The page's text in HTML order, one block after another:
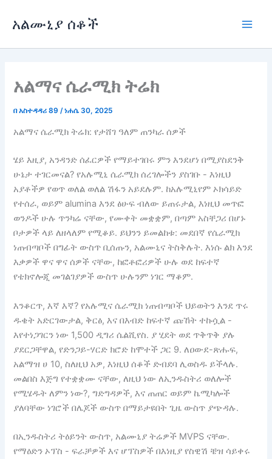
ይዘትአልሙኒያ ሰቆች
አልማና ሴራሚክ ትሬክ
በአስተዳዳሪ 89 /ነሐሴ 30, 2025
አልማና ሴራሚክ ትሬክ: የታሸገ ዓለም ጠንካራ ሰዎች
ሄይ እዚያ, አንዳንድ ሰፈርዎች የማይተገበሩ ምን እንደሆነ በሚያስደንቅ
ሁኔታ ተገርመናል? የአሉሚኒ ሴራሚክ ሰረገሎችን ያስገቡ - እነዚህ
አያቶችዎ የወጥ ወለል ወለል ሽፋን አይደሉም. ከአሉሚኒየም ኦክሳይድ
የተሰራ, ወይም alumina እንደ ፅሁፍ ብለው ይጠሩታል, እነዚህ መጥፎ
ወንዶች ሁሉ ጥንካሬ ናቸው, የሙቀት መቋቋም, በጣም አስቸጋሪ በሆኑ
ቦታዎች ላይ ለዘላለም የሚቆይ. ይህንን ይመልከቱ: መደበኛ የሴራሚክ
ነጠብጣቦች በግፊት ውስጥ ቢሰጡን, አልሙኒና ትስቅሉት. እነሱ ልክ እንደ
እቃዎች ዋና ዋና ሰዎች ናቸው, ከፎቶፎሪዎች ሁሉ ወደ ከፍተኛ
የቴክኖሎጂ መገልገያዎች ውስጥ ሁሉንም ነገር ማቆም.
እንቆርጥ, እኛ እኛ? የአሉሚና ሴራሚክ ነጠብጣቦች ህይወትን እንደ ጥሩ
ዱቄት አድርገውታል, ቅርፅ, እና በእብድ ከፍተኛ ጩኸት ተኩሷል -
እየተነጋገርን ነው 1,500 ዲግሪ ሴልሺየስ. ያ ሂደት ወደ ጥቅጥቅ ያሉ
ያደርጋቸዋል, የድንጋይ-ሃርድ ክሮድ ከሞተች ጋር 9. ለዐውደ-ጽሑፍ,
አልማዝ ሀ 10, ስለዚህ አዎ, እነዚህ ሰቆች ድብደባ ሊወስዱ ይችላሉ.
መልበስ እጅግ የተቋቋሙ ናቸው, ለዚህ ነው ለኢንዱስትሪ ወለሎች
የሚሄዱት ለምን ነው?, ግድግዳዎች, እና ጠጠር ወይም ኬሚካሎች
ያለባቸው ነገሮች በሌጆች ውስጥ በማይታዩበት ጊዜ ውስጥ ያጭዳሉ.
በኢንዱስትሪ ትዕይንት ውስጥ, አልሙኒያ ትሬዎች MVPS ናቸው.
የማዕድን ኦፕስ - ፍራቻዎች እና ሆፕስዎች በእነዚያ የስዊሽ ቼዝ ሳይቀሩ